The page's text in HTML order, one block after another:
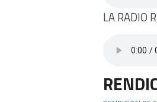
LA RADIO